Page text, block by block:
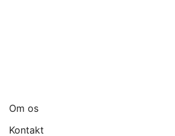
Om os
Kontakt